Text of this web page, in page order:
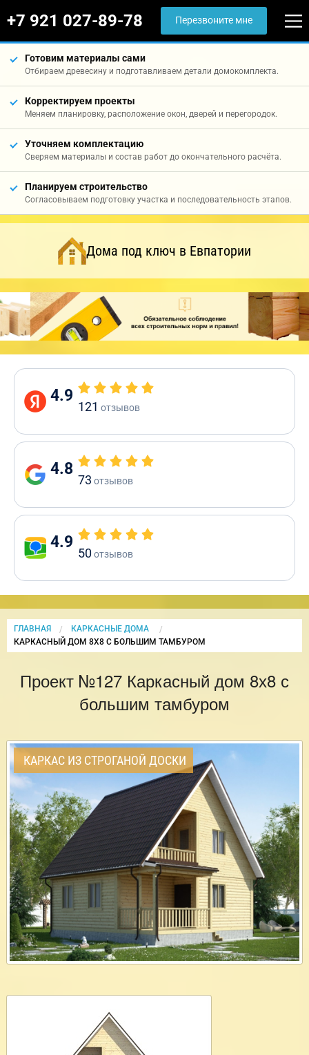
+7 921 027-89-78 Перезвоните мне
Готовим материалы сами
Отбираем древесину и подготавливаем детали домокомплекта.
Корректируем проекты
Меняем планировку, расположение окон, дверей и перегородок.
Уточняем комплектацию
Сверяем материалы и состав работ до окончательного расчёта.
Планируем строительство
Согласовываем подготовку участка и последовательность этапов.
Дома под ключ в Евпатории
4.9
121 отзывов
4.8
73 отзывов
4.9
50отзывов
ГЛАВНАЯ
КАРКАСНЫЕ ДОМА
CURRENT:
КАРКАСНЫЙ ДОМ 8Х8 С БОЛЬШИМ ТАМБУРОМ
Проект №127 Каркасный дом 8х8 с
большим тамбуром
КАРКАС ИЗ СТРОГАНОЙ ДОСКИ